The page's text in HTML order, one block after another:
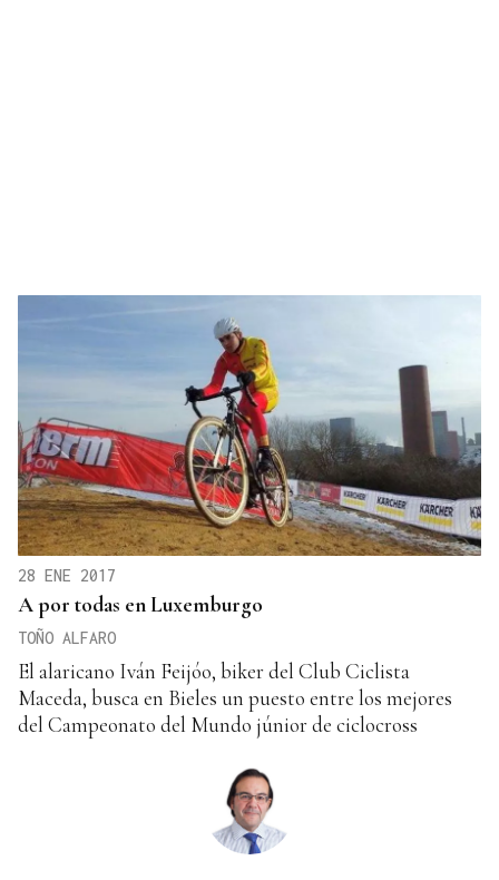
28 ENE 2017
A por todas en Luxemburgo
TOÑO ALFARO
El alaricano Iván Feijóo, biker del Club Ciclista
Maceda, busca en Bieles un puesto entre los mejores
del Campeonato del Mundo júnior de ciclocross